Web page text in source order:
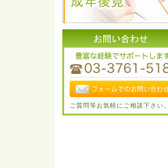
ご質問等お気軽にご相談下さい。